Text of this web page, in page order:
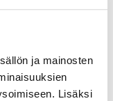
ja mainosten
Lisäksi
määritellä, millainen
ja millä
tunnistetaan
nopeuttaa